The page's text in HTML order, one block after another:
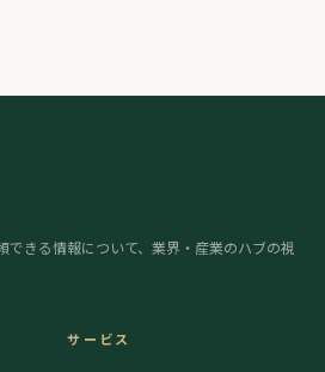
できる情報について、業界・産業のハブの視
サービス